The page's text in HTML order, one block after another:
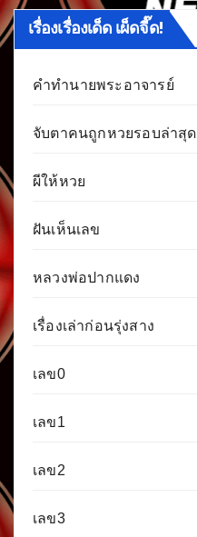
เรื่องเรื่องเด็ด เผ็ดจี๊ด!
คำทำนายพระอาจารย์
จับตาคนถูกหวยรอบล่าสุด
ผีให้หวย
ฝันเห็นเลข
หลวงพ่อปากแดง
เรื่องเล่าก่อนรุ่งสาง
เลข0
เลข1
เลข2
เลข3